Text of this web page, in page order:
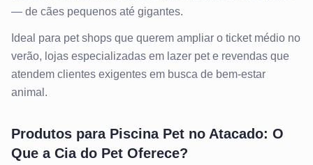
— de cães pequenos até gigantes.
Ideal para pet shops que querem ampliar o ticket médio no
verão, lojas especializadas em lazer pet e revendas que
atendem clientes exigentes em busca de bem-estar
animal.
Produtos para Piscina Pet no Atacado: O
Que a Cia do Pet Oferece?